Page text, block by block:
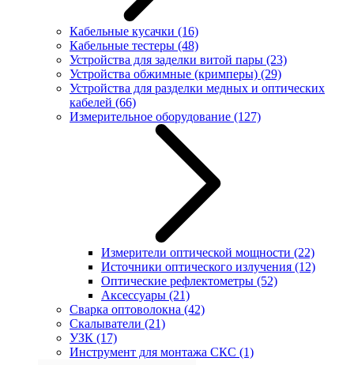
Кабельные кусачки (16)
Кабельные тестеры (48)
Устройства для заделки витой пары (23)
Устройства обжимные (кримперы) (29)
Устройства для разделки медных и оптических
кабелей (66)
Измерительное оборудование (127)
Измерители оптической мощности (22)
Источники оптического излучения (12)
Оптические рефлектометры (52)
Аксессуары (21)
Сварка оптоволокна (42)
Скалыватели (21)
УЗК (17)
Инструмент для монтажа СКС (1)